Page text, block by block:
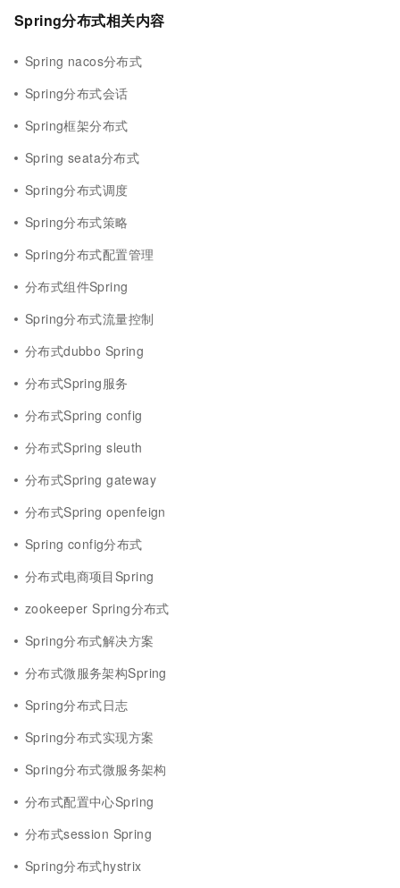
Spring分布式相关内容
Spring nacos分布式
Spring分布式会话
Spring框架分布式
Spring seata分布式
Spring分布式调度
Spring分布式策略
Spring分布式配置管理
分布式组件Spring
Spring分布式流量控制
分布式dubbo Spring
分布式Spring服务
分布式Spring config
分布式Spring sleuth
分布式Spring gateway
分布式Spring openfeign
Spring config分布式
分布式电商项目Spring
zookeeper Spring分布式
Spring分布式解决方案
分布式微服务架构Spring
Spring分布式日志
Spring分布式实现方案
Spring分布式微服务架构
分布式配置中心Spring
分布式session Spring
Spring分布式hystrix